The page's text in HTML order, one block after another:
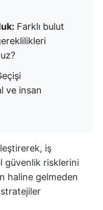
Farklı bulut
ve insan
iş
güvenlik risklerini
haline gelmeden